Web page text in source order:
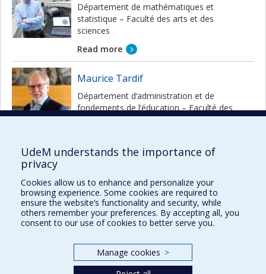
Département de mathématiques et
statistique – Faculté des arts et des
sciences
Read more
Maurice Tardif
Département d’administration et de
fondements de l’éducation – Faculté des
sciences de l’éducation
Faculté de droit
Read more
UdeM understands the importance of
privacy
Cookies allow us to enhance and personalize your
browsing experience. Some cookies are required to
ensure the website’s functionality and security, while
others remember your preferences. By accepting all, you
consent to our use of cookies to better serve you.
Manage cookies >